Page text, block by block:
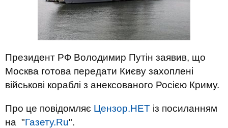
Президент РФ Володимир Путін заявив, що
Москва готова передати Києву захоплені
військові кораблі з анексованого Росією Криму.
Про це повідомляє Цензор.НЕТ із посиланням
на "Газету.Ru".